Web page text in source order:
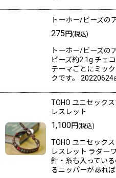
トーホー/ビーズの
275円(税込)
トーホー/ビーズの
ビーズ約2.1g チェ
テーマごとにミッ
クです。
TOHO ユニセック
レスレット
1,100円(税込)
TOHO ユニセック
レスレット ラダー
針・糸も入ってい
るニッパーがあれ